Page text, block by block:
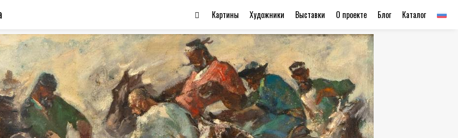
Каталог
Блог
О проекте
Выставки
Художники
Картины